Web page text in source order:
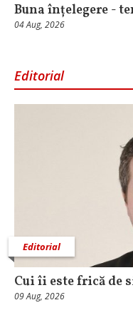
Buna înțelegere -
04 Aug, 2026
Editorial
Editorial
Cui îi este frică de
09 Aug, 2026